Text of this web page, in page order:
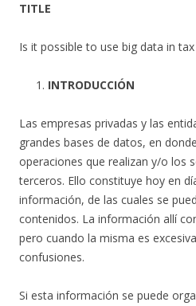
TITLE
Is it possible to use big data in
INTRODUCCIÓN
Las empresas privadas y las
grandes bases de datos, en
operaciones que realizan y/o los
terceros. Ello constituye hoy en
información, de las cuales se
contenidos. La información allí
pero cuando la misma es
confusiones.
Si esta información se puede